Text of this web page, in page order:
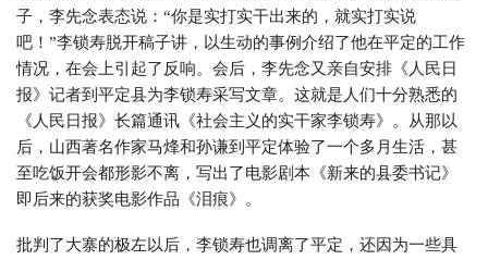
子，李先念表态说：“你是实打实干出来的，就实打实说
吧！”李锁寿脱开稿子讲，以生动的事例介绍了他在平定的工作
情况，在会上引起了反响。会后，李先念又亲自安排《人民日
报》记者到平定县为李锁寿采写文章。这就是人们十分熟悉的
《人民日报》长篇通讯《社会主义的实干家李锁寿》。从那以
后，山西著名作家马烽和孙谦到平定体验了一个多月生活，甚
至吃饭开会都形影不离，写出了电影剧本《新来的县委书记》
即后来的获奖电影作品《泪痕》。
批判了大寨的极左以后，李锁寿也调离了平定，还因为一些具